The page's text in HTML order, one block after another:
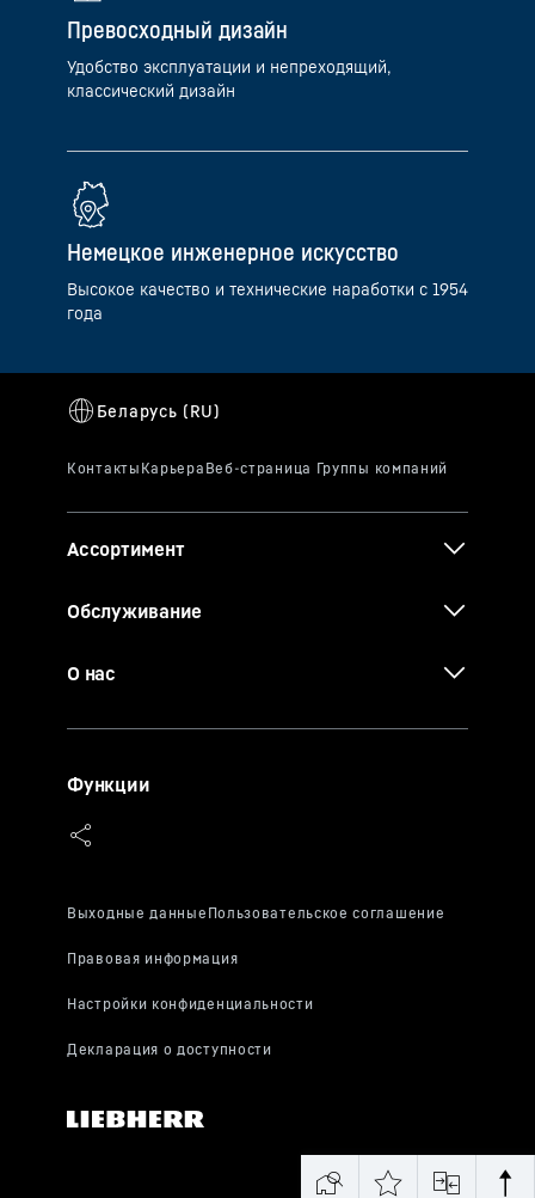
Превосходный дизайн
Удобство эксплуатации и непреходящий,
классический дизайн
Немецкое инженерное искусство
Высокое качество и технические наработки с 1954
года
Ассортимент
Обслуживание
О нас
Функции